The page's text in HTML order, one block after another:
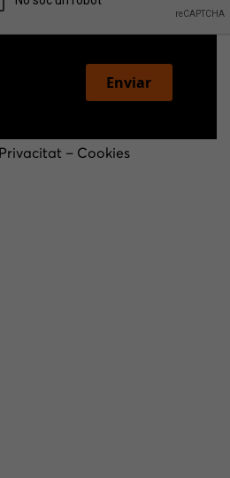
Enviar
Privacitat – Cookies